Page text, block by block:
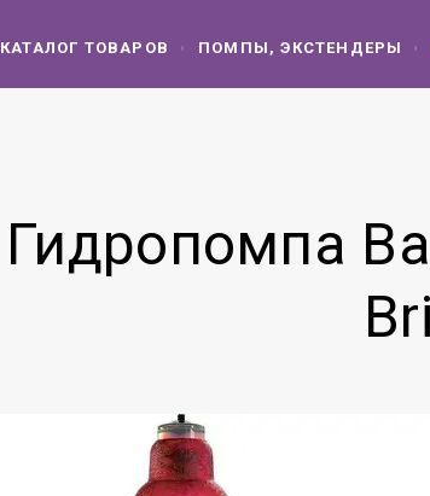
КАТАЛОГ ТОВАРОВ ПОМПЫ, ЭКСТЕНДЕРЫ
Гидропомпа